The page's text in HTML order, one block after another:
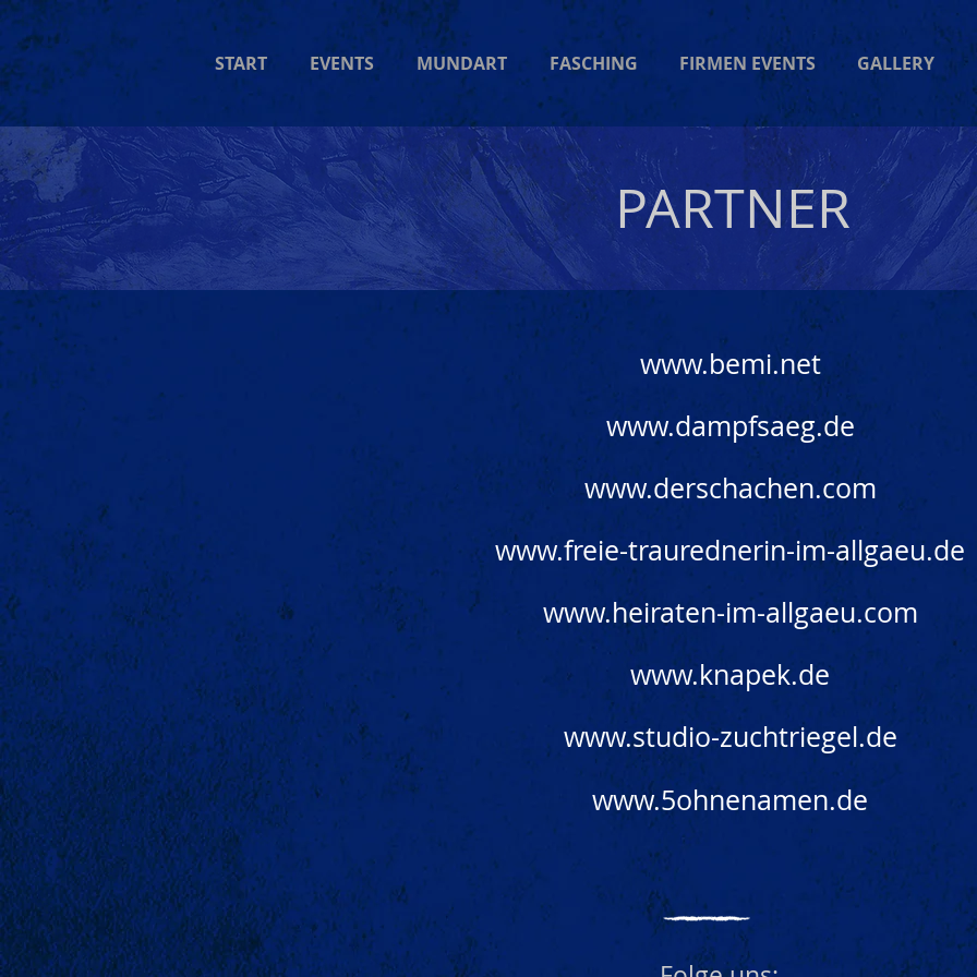
START EVENTS MUNDART FASCHING FIRMEN EVENTS GALLERY
PARTNER
www.bemi.net
www.dampfsaeg.de
www.derschachen.com
www.freie-traurednerin-im-allgaeu.de
www.heiraten-im-allgaeu.com
www.knapek.de
www.studio-zuchtriegel.de
www.5ohnenamen.de